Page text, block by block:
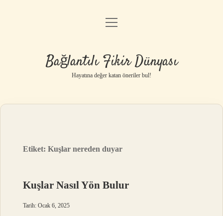
Anasayfa
Yasal Uyarı
menüyü
Bağlantılı Fikir Dünyası
Hayatına değer katan öneriler bul!
Etiket:Kuşlar nereden duyar
Kuşlar Nasıl Yön Bulur
Tarih: Ocak 6, 2025